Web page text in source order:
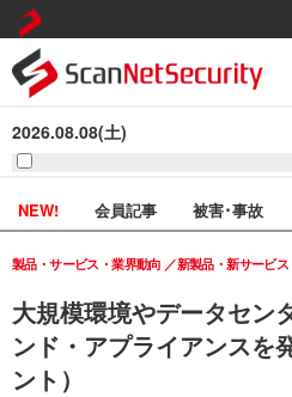
2026.08.08(土)
NEW! 会員記事 被害･事故
大規模環境やデータセン
ンド・アプライアンスを
ント）
製品・サービス・業界動向 新製品・新サービス